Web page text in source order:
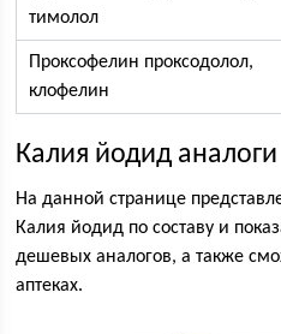
тимолол
Проксофелин проксодолол,
клофелин
Калия йодид аналоги
На данной странице
Калия йодид по составу и
дешевых аналогов, а также
аптеках.